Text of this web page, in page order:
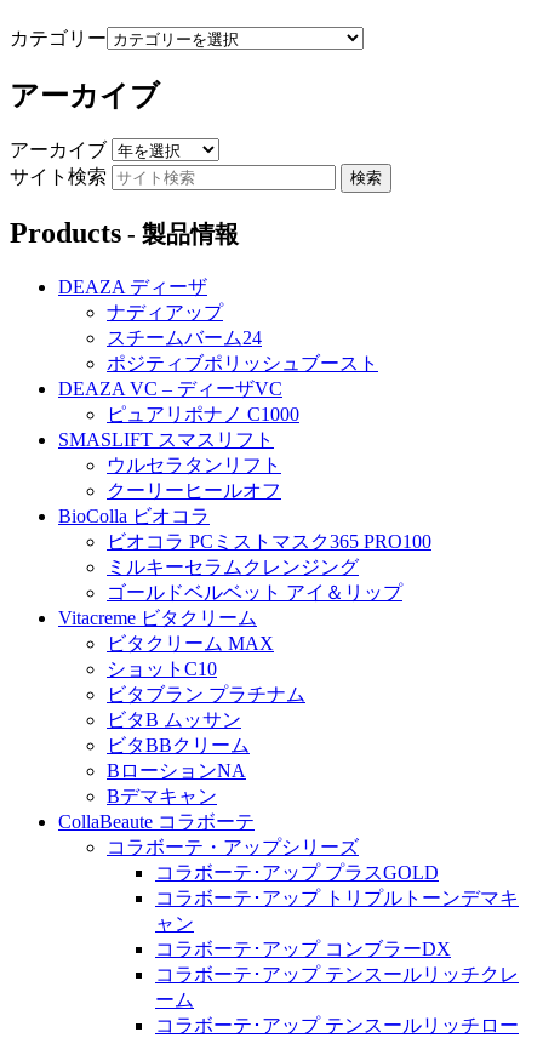
カテゴリー
アーカイブ
アーカイブ
サイト検索
Products - 製品情報
DEAZA ディーザ
ナディアップ
スチームバーム24
ポジティブポリッシュブースト
DEAZA VC – ディーザVC
ピュアリポナノ C1000
SMASLIFT スマスリフト
ウルセラタンリフト
クーリーヒールオフ
BioColla ビオコラ
ビオコラ PCミストマスク365 PRO100
ミルキーセラムクレンジング
ゴールドベルベット アイ＆リップ
Vitacreme ビタクリーム
ビタクリーム MAX
ショットC10
ビタブラン プラチナム
ビタB ムッサン
ビタBBクリーム
BローションNA
Bデマキャン
CollaBeaute コラボーテ
コラボーテ・アップシリーズ
コラボーテ･アップ プラスGOLD
コラボーテ･アップ トリプルトーンデマキ
ャン
コラボーテ･アップ コンブラーDX
コラボーテ･アップ テンスールリッチクレ
ーム
コラボーテ･アップ テンスールリッチロー